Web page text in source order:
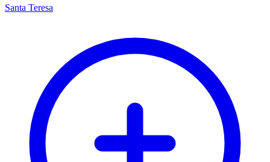
Santa Teresa